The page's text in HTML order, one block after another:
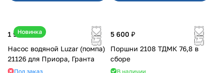
Новинка
1 990 ₽
Насос водяной Luzar (помпа)
21126 для Приора, Гранта
Под заказ
5 600 ₽
Поршни 2108 ТДМК 76,8 в
сборе
В наличии